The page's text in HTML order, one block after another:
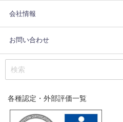
会社情報
お問い合わせ
各種認定・外部評価一覧